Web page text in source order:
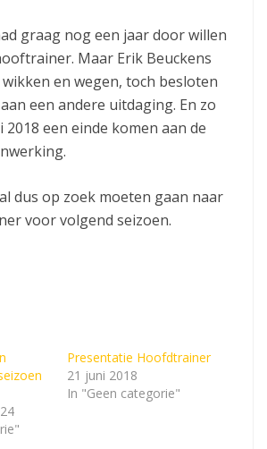
graag nog een jaar door willen
Maar Erik Beuckens
en wegen, toch besloten
een andere uitdaging. En zo
2018 een einde komen aan de
dus op zoek moeten gaan naar
voor volgend seizoen.
Presentatie Hoofdtrainer
21 juni 2018
In "Geen categorie"